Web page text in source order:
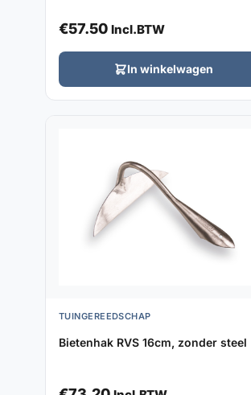
€57.50 Incl.BTW
In winkelwagen
TUINGEREEDSCHAP
Bietenhak RVS 16cm, zonder steel